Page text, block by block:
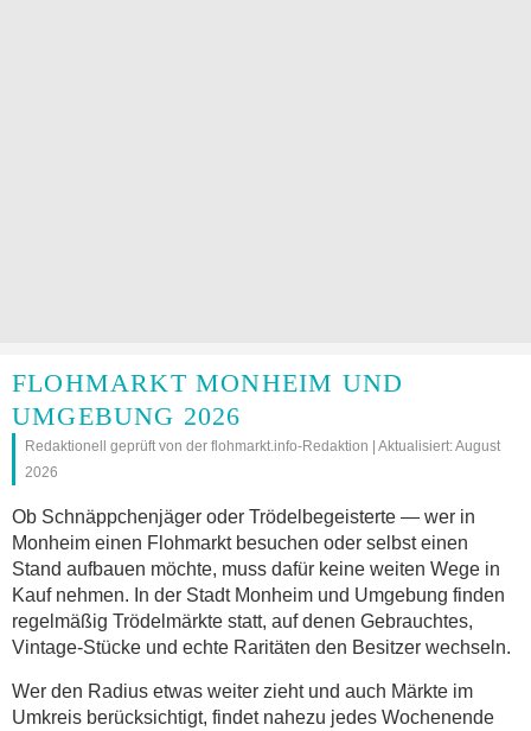
FLOHMARKT MONHEIM UND
UMGEBUNG 2026
Redaktionell geprüft von der flohmarkt.info-Redaktion | Aktualisiert: August
2026
Ob Schnäppchenjäger oder Trödelbegeisterte — wer in
Monheim einen Flohmarkt besuchen oder selbst einen
Stand aufbauen möchte, muss dafür keine weiten Wege in
Kauf nehmen. In der Stadt Monheim und Umgebung finden
regelmäßig Trödelmärkte statt, auf denen Gebrauchtes,
Vintage-Stücke und echte Raritäten den Besitzer wechseln.
Wer den Radius etwas weiter zieht und auch Märkte im
Umkreis berücksichtigt, findet nahezu jedes Wochenende